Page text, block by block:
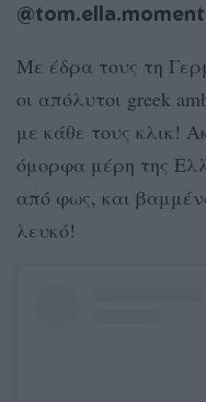
Με έδρα τους τη
οι απόλυτοι greek
με κάθε τους κλικ!
όμορφα μέρη της
από φως, και
λευκό!